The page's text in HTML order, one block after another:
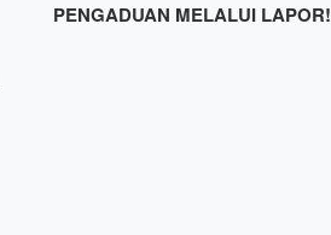
PENGADUAN MELALUI LAPOR!